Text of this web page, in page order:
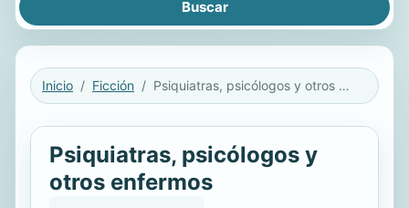
Inicio Ficción Psiquiatras, psicólogos y otros enfermos
Psiquiatras, psicólogos y
otros enfermos